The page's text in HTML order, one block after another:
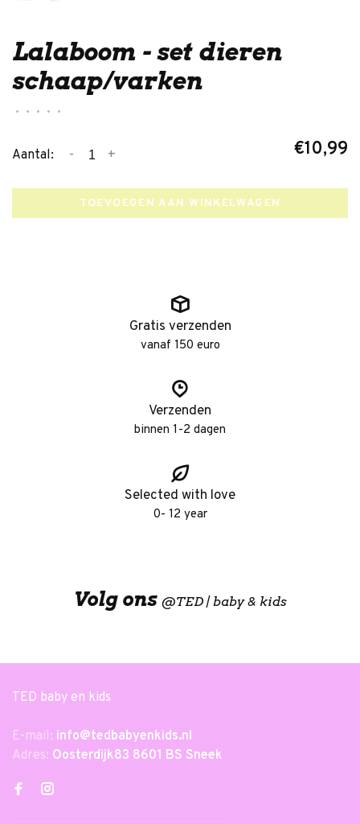
Lalaboom - set dieren
schaap/varken
• • • • •
Aantal: +
- €10,99
TOEVOEGEN AAN WINKELWAGEN
Gratis verzenden
vanaf 150 euro
Verzenden
binnen 1-2 dagen
Selected with love
0- 12 year
Volg ons @TED | baby & kids
TED baby en kids
E-mail: info@tedbabyenkids.nl
Adres: Oosterdijk83 8601 BS Sneek